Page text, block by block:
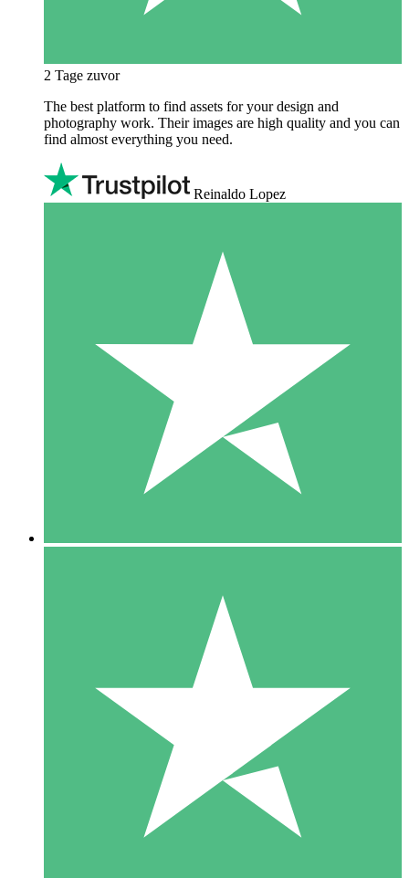
2 Tage zuvor
The best platform to find assets for your design and
photography work. Their images are high quality and you can
find almost everything you need.
Reinaldo Lopez